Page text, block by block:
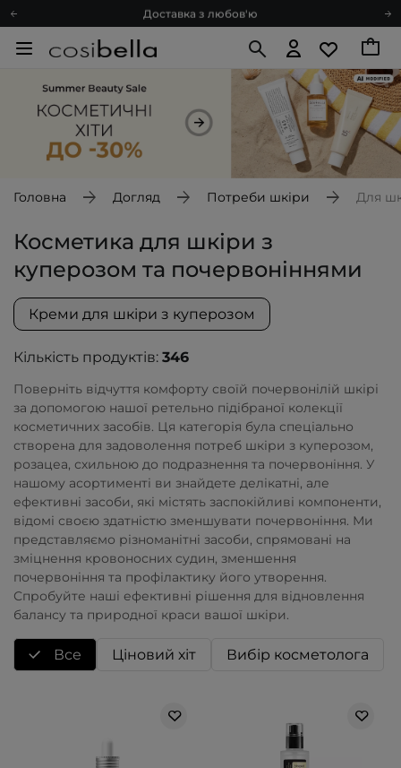
Доставка з любов'ю
Подарункові картки
Рекомендуй нас і отримуй ще більше балів
Запитай косметолога
Подарункові картки
Головна Догляд Потреби шкіри Для
Косметика для шкіри з
куперозом та почервоніннями
Креми для шкіри з куперозом
Кількість продуктів: 346
Поверніть відчуття комфорту своїй почервонілій шкірі
за допомогою нашої ретельно підібраної колекції
косметичних засобів. Ця категорія була спеціально
створена для задоволення потреб шкіри з куперозом,
розацеа, схильною до подразнення та почервоніння. У
нашому асортименті ви знайдете делікатні, але
ефективні засоби, які містять заспокійливі компоненти,
відомі своєю здатністю зменшувати почервоніння. Ми
представляємо різноманітні засоби, спрямовані на
зміцнення кровоносних судин, зменшення
почервоніння та профілактику його утворення.
Спробуйте наші ефективні рішення для відновлення
балансу та природної краси вашої шкіри.
Все Ціновий хіт Вибір косметолога